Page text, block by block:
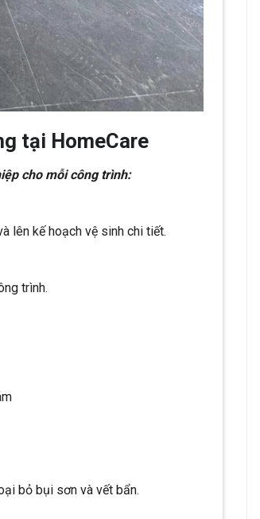
tại HomeCare
cho mỗi công trình:
lên kế hoạch vệ sinh chi tiết.
trình.
bỏ bụi sơn và vết bẩn.